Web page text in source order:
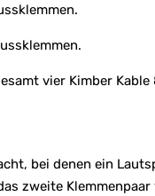
vier Kimber
bei denen ein
zweite